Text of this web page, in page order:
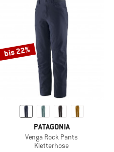
bis 22%
PATAGONIA
Venga Rock Pants
Kletterhose